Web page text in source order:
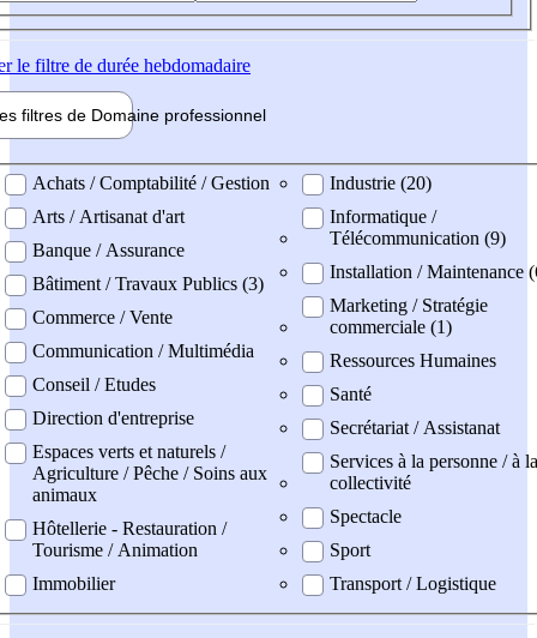
le filtre de durée hebdomadaire
filtres de Domaine professionnel
professionel
Achats / Comptabilité / Gestion
Arts / Artisanat d'art
Banque / Assurance
Bâtiment / Travaux Publics (3)
Commerce / Vente
Communication / Multimédia
Conseil / Etudes
Direction d'entreprise
Espaces verts et naturels /
Agriculture / Pêche / Soins aux
animaux
Hôtellerie - Restauration /
Tourisme / Animation
Immobilier
Industrie (20)
Informatique /
Télécommunication (9)
Installation / Maintenance
Marketing / Stratégie
commerciale (1)
Ressources Humaines
Santé
Secrétariat / Assistanat
Services à la personne / à la
collectivité
Spectacle
Sport
Transport / Logistique